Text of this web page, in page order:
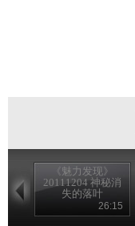
《魅力发现》
20111204 神秘消
失的落叶
26:15